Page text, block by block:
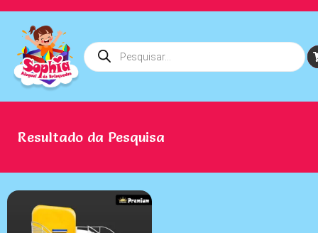
Resultado da Pesquisa